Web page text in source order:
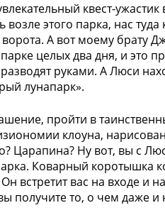
квест-
возле этого парка, нас
ворота. А вот моему
целых два дня, и это
руками. А Люси
лунапарк».
пройти в
клоуна,
Царапина? Ну вот, вы с
Коварный коротышка
встретит вас на входе и
получите то, о чем даже и